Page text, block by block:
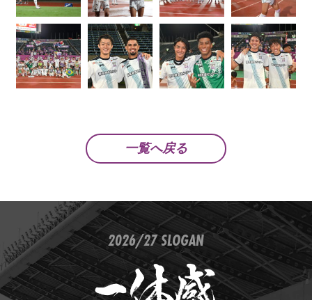
一覧へ戻る
2026/27 SLOGAN